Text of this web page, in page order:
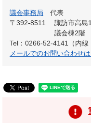
議会事務局
代表
〒392-8511
諏訪市高島
議会棟2階
Tel：0266-52-4141（内線
メールでのお問い合わせ